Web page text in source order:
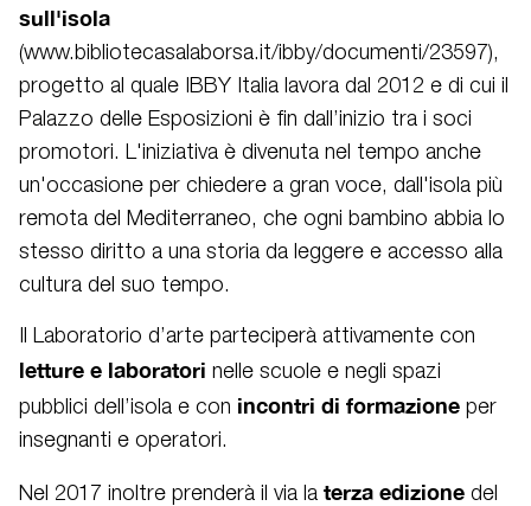
sull'isola
(www.bibliotecasalaborsa.it/ibby/documenti/23597),
progetto al quale IBBY Italia lavora dal 2012 e di cui il
Palazzo delle Esposizioni è fin dall’inizio tra i soci
promotori. L'iniziativa è divenuta nel tempo anche
un'occasione per chiedere a gran voce, dall'isola più
remota del Mediterraneo, che ogni bambino abbia lo
stesso diritto a una storia da leggere e accesso alla
cultura del suo tempo.
Il Laboratorio d’arte parteciperà attivamente con
letture e laboratori nelle scuole e negli spazi
pubblici dell’isola e con incontri di formazione per
insegnanti e operatori.
Nel 2017 inoltre prenderà il via la terza edizione del